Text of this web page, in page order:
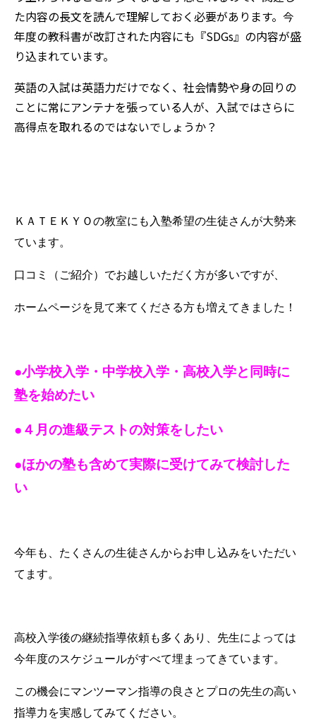
た内容の長文を読んで理解しておく必要があります。今
年度の教科書が改訂された内容にも『SDGs』の内容が盛
り込まれています。
英語の入試は英語力だけでなく、社会情勢や身の回りの
ことに常にアンテナを張っている人が、入試ではさらに
高得点を取れるのではないでしょうか？
ＫＡＴＥＫＹＯの教室にも入塾希望の生徒さんが大勢来
ています。
口コミ（ご紹介）でお越しいただく方が多いですが、
ホームページを見て来てくださる方も増えてきました！
●小学校入学・中学校入学・高校入学と同時に
塾を始めたい
●４月の進級テストの対策をしたい
●ほかの塾も含めて実際に受けてみて検討した
い
今年も、たくさんの生徒さんからお申し込みをいただい
てます。
高校入学後の継続指導依頼も多くあり、先生によっては
今年度のスケジュールがすべて埋まってきています。
この機会にマンツーマン指導の良さとプロの先生の高い
指導力を実感してみてください。